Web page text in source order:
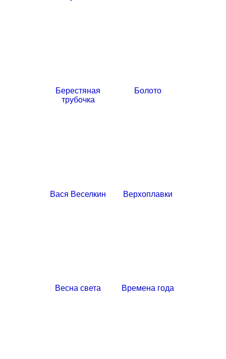
Берестяная
трубочка
Болото
Вася Веселкин Верхоплавки
Весна света Времена года